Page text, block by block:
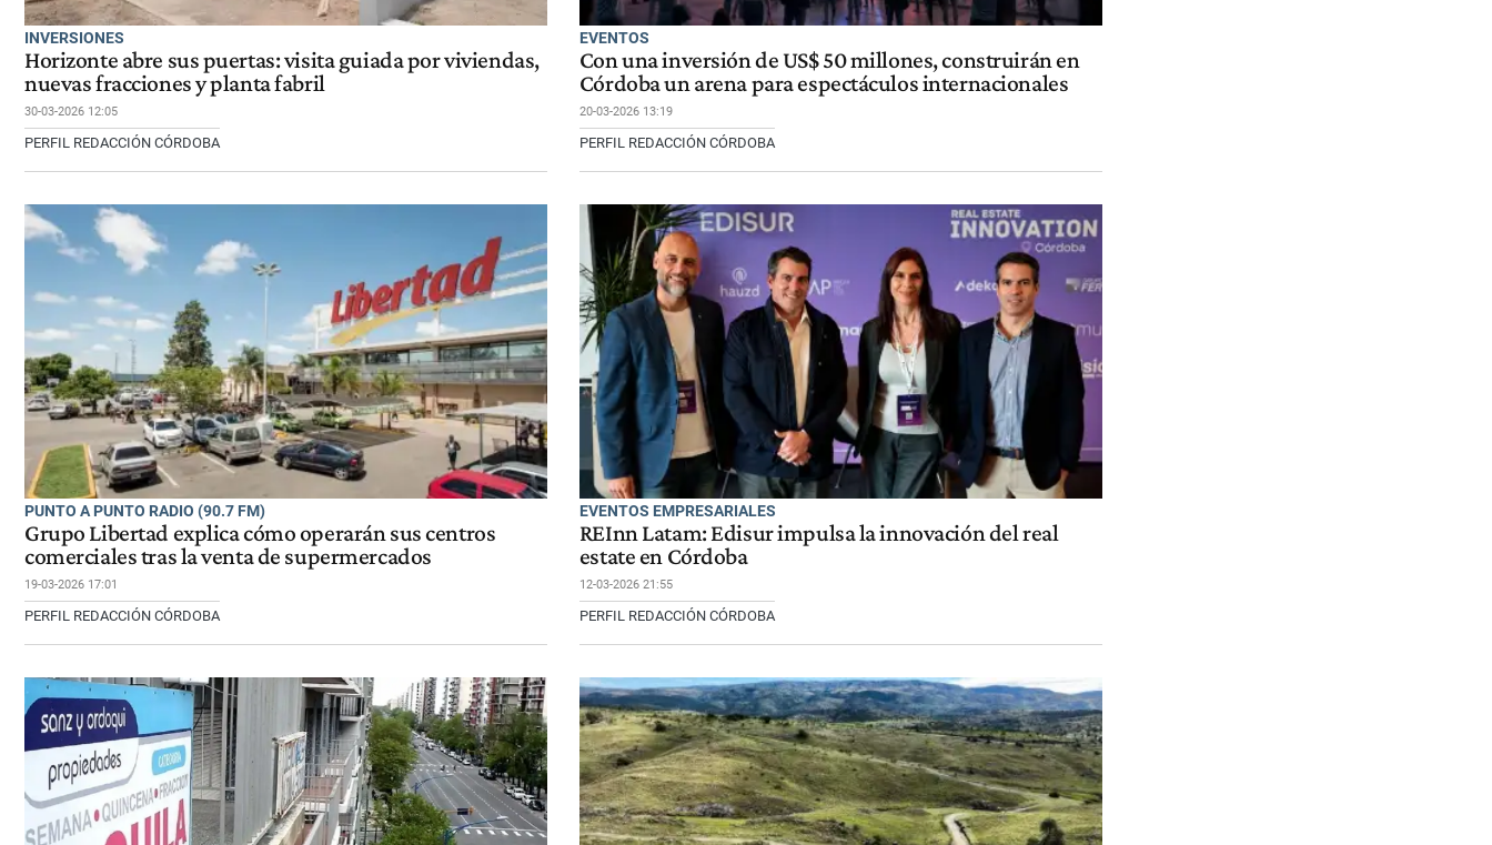
INVERSIONES
Horizonte abre sus puertas: visita guiada por viviendas,
nuevas fracciones y planta fabril
30-03-2026 12:05
PERFIL REDACCIÓN CÓRDOBA
EVENTOS
Con una inversión de US$ 50 millones, construirán en
Córdoba un arena para espectáculos internacionales
20-03-2026 13:19
PERFIL REDACCIÓN CÓRDOBA
PUNTO A PUNTO RADIO (90.7 FM)
Grupo Libertad explica cómo operarán sus centros
comerciales tras la venta de supermercados
19-03-2026 17:01
PERFIL REDACCIÓN CÓRDOBA
EVENTOS EMPRESARIALES
REInn Latam: Edisur impulsa la innovación del real
estate en Córdoba
12-03-2026 21:55
PERFIL REDACCIÓN CÓRDOBA